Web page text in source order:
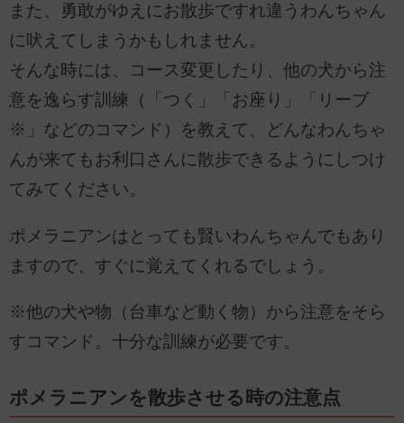
また、勇敢がゆえにお散歩ですれ違うわんちゃん
に吠えてしまうかもしれません。
そんな時には、コース変更したり、他の犬から注
意を逸らす訓練（「つく」「お座り」「リーブ
※」などのコマンド）を教えて、どんなわんちゃ
んが来てもお利口さんに散歩できるようにしつけ
てみてください。
ポメラニアンはとっても賢いわんちゃんでもあり
ますので、すぐに覚えてくれるでしょう。
※他の犬や物（台車など動く物）から注意をそら
すコマンド。十分な訓練が必要です。
ポメラニアンを散歩させる時の注意点